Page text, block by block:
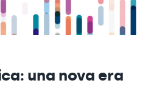
una nova era